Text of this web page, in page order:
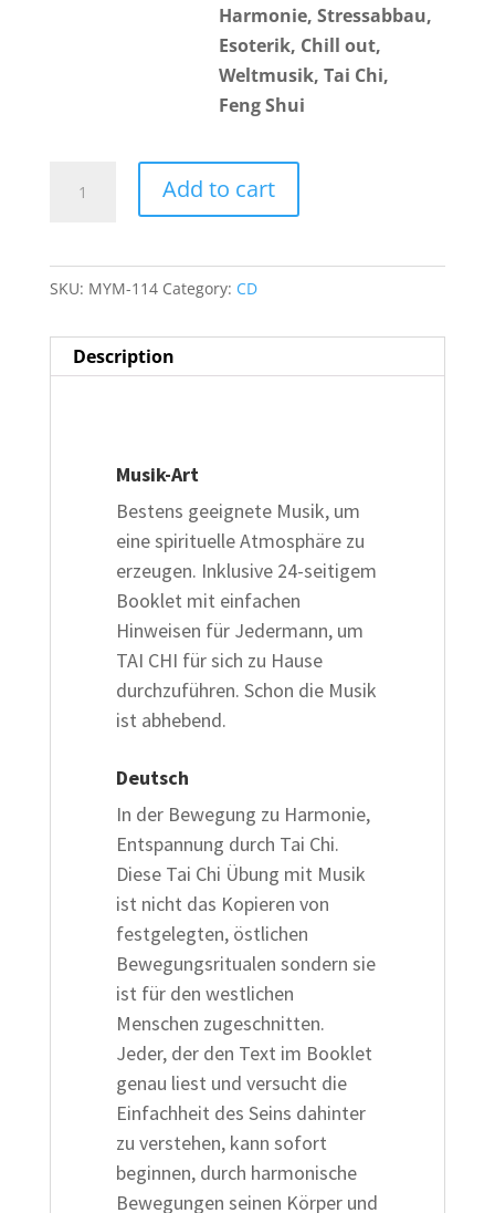
Harmonie, Stressabbau,
Esoterik, Chill out,
Weltmusik, Tai Chi,
Feng Shui
Add to cart
SKU: MYM-114 Category: CD
Description
Musik-Art
Bestens geeignete Musik, um
eine spirituelle Atmosphäre zu
erzeugen. Inklusive 24-seitigem
Booklet mit einfachen
Hinweisen für Jedermann, um
TAI CHI für sich zu Hause
durchzuführen. Schon die Musik
ist abhebend.
Deutsch
In der Bewegung zu Harmonie,
Entspannung durch Tai Chi.
Diese Tai Chi Übung mit Musik
ist nicht das Kopieren von
festgelegten, östlichen
Bewegungsritualen sondern sie
ist für den westlichen
Menschen zugeschnitten.
Jeder, der den Text im Booklet
genau liest und versucht die
Einfachheit des Seins dahinter
zu verstehen, kann sofort
beginnen, durch harmonische
Bewegungen seinen Körper und